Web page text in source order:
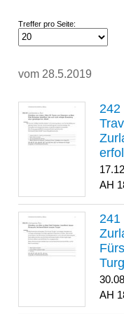
Treffer pro Seite:
vom 28.5.2019